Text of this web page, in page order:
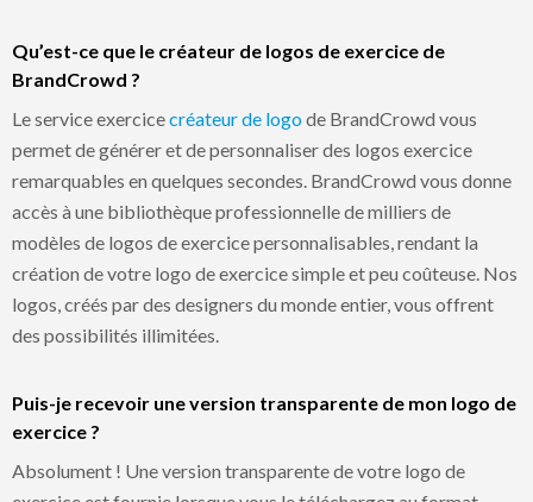
Qu’est-ce que le créateur de logos de exercice de
BrandCrowd ?
Le service exercicecréateur de logode BrandCrowd vous
permet de générer et de personnaliser des logos exercice
remarquables en quelques secondes. BrandCrowd vous donne
accès à une bibliothèque professionnelle de milliers de
modèles de logos de exercice personnalisables, rendant la
création de votre logo de exercice simple et peu coûteuse. Nos
logos, créés par des designers du monde entier, vous offrent
des possibilités illimitées.
Puis-je recevoir une version transparente de mon logo de
exercice ?
Absolument ! Une version transparente de votre logo de